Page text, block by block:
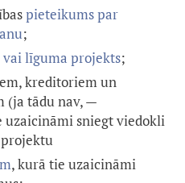
pieteikums par
;
līguma projekts;
kreditoriem un
(ja tādu nav, —
sniegt viedokli
, kurā tie uzaicināmi